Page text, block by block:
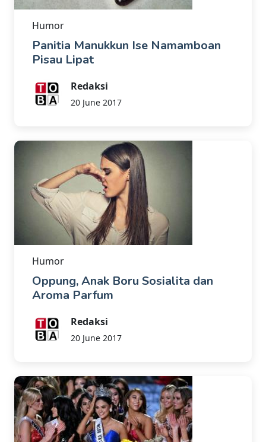
Humor
Panitia Manukkun Ise Namamboan
Pisau Lipat
Redaksi
20 June 2017
Humor
Oppung, Anak Boru Sosialita dan
Aroma Parfum
Redaksi
20 June 2017